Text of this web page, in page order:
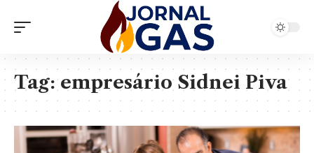
Tag:empresário Sidnei Piva